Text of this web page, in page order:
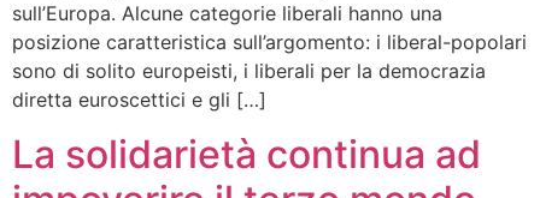
sull’Europa. Alcune categorie liberali hanno una
posizione caratteristica sull’argomento: i liberal-popolari
sono di solito europeisti, i liberali per la democrazia
diretta euroscettici e gli […]
La solidarietà continua ad